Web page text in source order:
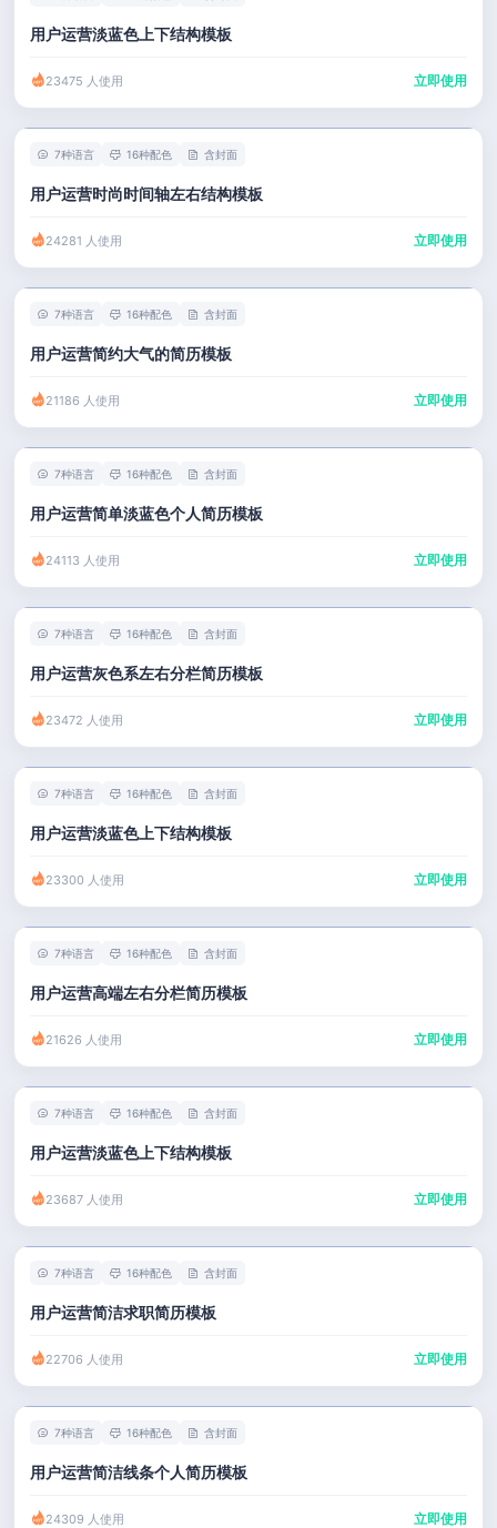
用户运营淡蓝色上下结构模板
23475 人使用 立即使用
7种语言 16种配色 含封面
用户运营时尚时间轴左右结构模板
24281 人使用 立即使用
7种语言 16种配色 含封面
用户运营简约大气的简历模板
21186 人使用 立即使用
7种语言 16种配色 含封面
用户运营简单淡蓝色个人简历模板
24113 人使用 立即使用
7种语言 16种配色 含封面
用户运营灰色系左右分栏简历模板
23472 人使用 立即使用
7种语言 16种配色 含封面
用户运营淡蓝色上下结构模板
23300 人使用 立即使用
7种语言 16种配色 含封面
用户运营高端左右分栏简历模板
21626 人使用 立即使用
7种语言 16种配色 含封面
用户运营淡蓝色上下结构模板
23687 人使用 立即使用
7种语言 16种配色 含封面
用户运营简洁求职简历模板
22706 人使用 立即使用
7种语言 16种配色 含封面
用户运营简洁线条个人简历模板
24309 人使用 立即使用